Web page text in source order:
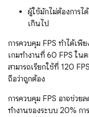
ผู้ใช้มักไม่ต้องการไ
เกินไป
การควบคุม FPS ทำได้เพีย
เกมทำงานที่ 60 FPS ใน
สามารถเรียกใช้ที่ 120
ถือว่าถูกต้อง
การควบคุม FPS อาจช่วย
ทำงานของระบบ 20% ก